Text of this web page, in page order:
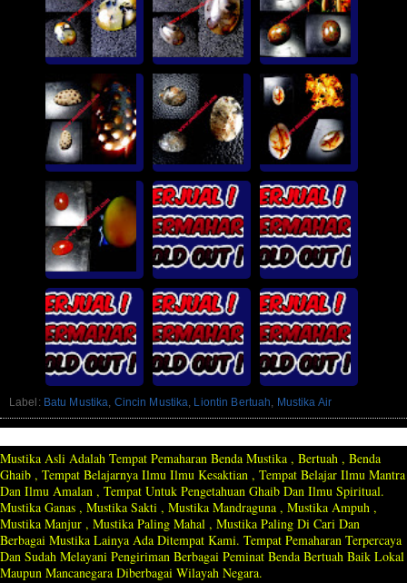
Label: Batu Mustika, Cincin Mustika, Liontin Bertuah, Mustika Air
Mustika Asli Adalah Tempat Pemaharan Benda Mustika , Bertuah , Benda
Ghaib , Tempat Belajarnya Ilmu Ilmu Kesaktian , Tempat Belajar Ilmu Mantra
Dan Ilmu Amalan , Tempat Untuk Pengetahuan Ghaib Dan Ilmu Spiritual.
Mustika Ganas , Mustika Sakti , Mustika Mandraguna , Mustika Ampuh ,
Mustika Manjur , Mustika Paling Mahal , Mustika Paling Di Cari Dan
Berbagai Mustika Lainya Ada Ditempat Kami. Tempat Pemaharan Terpercaya
Dan Sudah Melayani Pengiriman Berbagai Peminat Benda Bertuah Baik Lokal
Maupun Mancanegara Diberbagai Wilayah Negara.